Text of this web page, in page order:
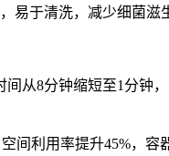
易于清洗，减少细菌滋
从8分钟缩短至1分钟
间利用率提升45%，容